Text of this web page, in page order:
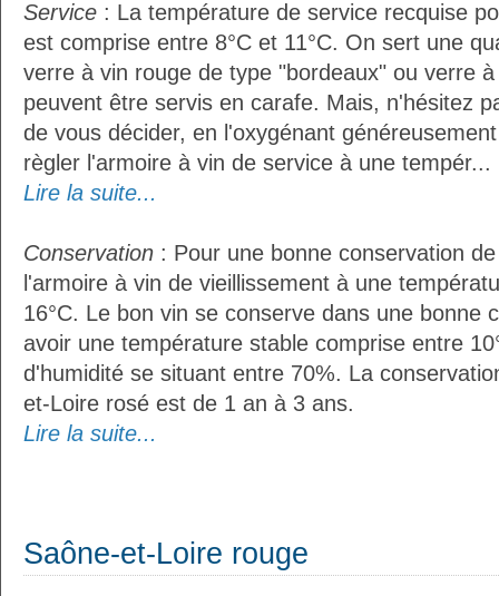
Service : La température de service recquise
est comprise entre 8°C et 11°C. On sert une
verre à vin rouge de type "bordeaux" ou verre
peuvent être servis en carafe. Mais, n'hésitez
de vous décider, en l'oxygénant
règler l'armoire à vin de service à une tempér...
Lire la suite...
Conservation : Pour une bonne conservation
l'armoire à vin de vieillissement à une
16°C. Le bon vin se conserve dans une bonne
avoir une température stable comprise entre
d'humidité se situant entre 70%. La
et-Loire rosé est de 1 an à 3 ans.
Lire la suite...
Saône-et-Loire rouge